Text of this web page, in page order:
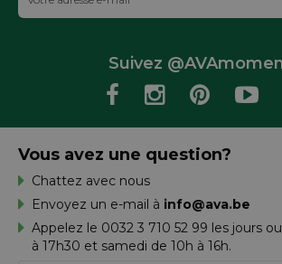
Suivez
Vous avez une question?
Chattez avec nous
Envoyez un e-mail à info@ava.be
Appelez le 0032 3 710 52 99 les jours
à 17h30 et samedi de 10h à 16h.